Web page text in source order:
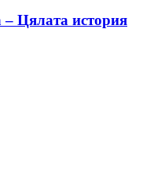
Цялата история